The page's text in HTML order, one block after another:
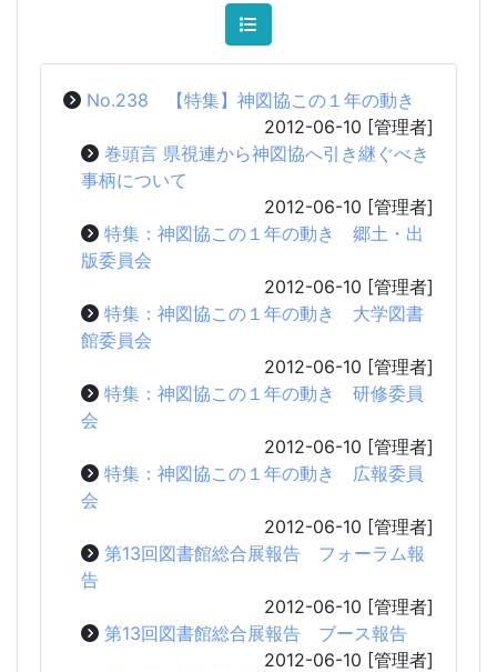
No.238 【特集】神図協この１年の動き
2012-06-10 [管理者]
巻頭言 県視連から神図協へ引き継ぐべき
事柄について
2012-06-10 [管理者]
特集：神図協この１年の動き 郷土・出
版委員会
2012-06-10 [管理者]
特集：神図協この１年の動き 大学図書
館委員会
2012-06-10 [管理者]
特集：神図協この１年の動き 研修委員
会
2012-06-10 [管理者]
特集：神図協この１年の動き 広報委員
会
2012-06-10 [管理者]
第13回図書館総合展報告 フォーラム報
告
2012-06-10 [管理者]
第13回図書館総合展報告 ブース報告
2012-06-10 [管理者]